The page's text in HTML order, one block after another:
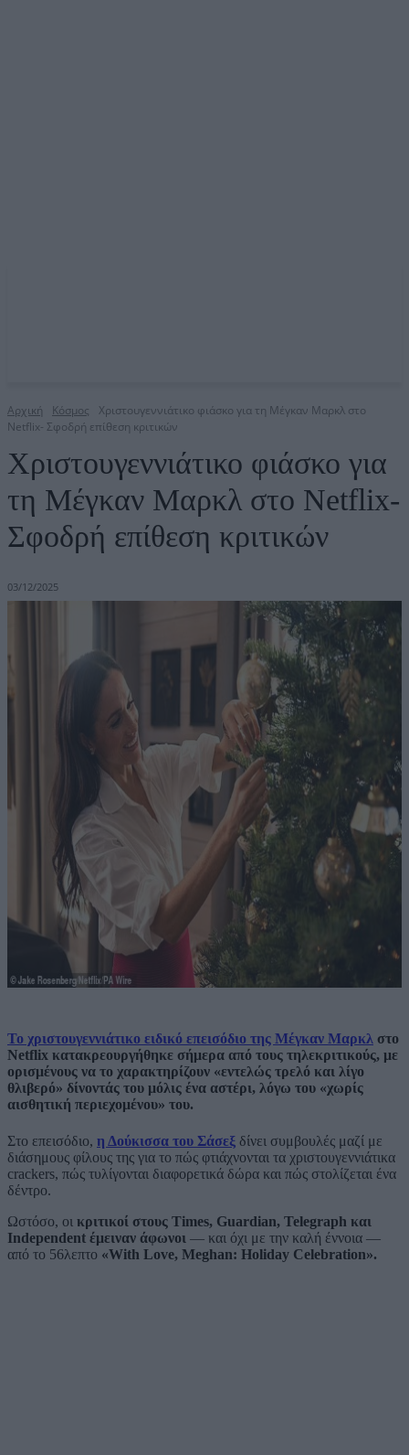
Αρχική Κόσμος
Χριστουγεννιάτικο φιάσκο για τη Μέγκαν Μαρκλ στο
Netflix- Σφοδρή επίθεση κριτικών
Χριστουγεννιάτικο φιάσκο για
τη Μέγκαν Μαρκλ στο Netflix-
Σφοδρή επίθεση κριτικών
03/12/2025
Το χριστουγεννιάτικο ειδικό επεισόδιο της Μέγκαν Μαρκλ στο
Netflix κατακρεουργήθηκε σήμερα από τους τηλεκριτικούς, με
ορισμένους να το χαρακτηρίζουν «εντελώς τρελό και λίγο
θλιβερό» δίνοντάς του μόλις ένα αστέρι, λόγω του «χωρίς
αισθητική περιεχομένου» του.
Στο επεισόδιο, η Δούκισσα του Σάσεξ δίνει συμβουλές μαζί με
διάσημους φίλους της για το πώς φτιάχνονται τα χριστουγεννιάτικα
crackers, πώς τυλίγονται διαφορετικά δώρα και πώς στολίζεται ένα
δέντρο.
Ωστόσο, οι κριτικοί στους Times, Guardian, Telegraph και
Independent έμειναν άφωνοι — και όχι με την καλή έννοια —
από το 56λεπτο «With Love, Meghan: Holiday Celebration».